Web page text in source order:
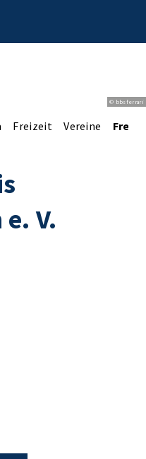
© bbsferrari
Freizeit Vereine
V.